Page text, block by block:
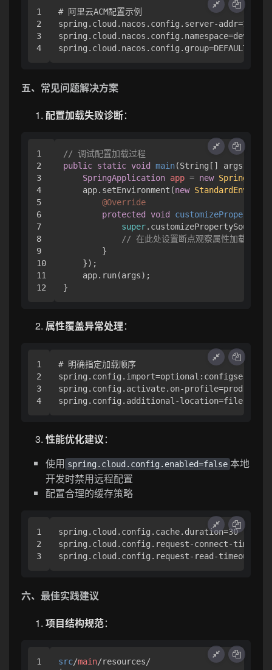
1
2
3
# 阿里云ACM配置示例
spring.cloud.nacos.config.server-
spring.cloud.nacos.config.namespace=dev
五、常见问题解决方案
配置加载失败诊断：
1
2
3
4
5
6
7
8
9
10
11
// 调试配置加载过程
public static void main(String[] args)
SpringApplication app = new
    app.setEnvironment(
new
@Override
protected
void
super
// 在此处设置断点观察属性加载顺序
        }
    });
    app.run(args);
属性覆盖异常处理：
1
2
3
# 明确指定加载顺序
spring.config.import=optional:configserver:
spring.config.activate.on-profile=prod
性能优化建议：
使用 spring.cloud.config.enabled=false 本地
开发时禁用远程配置
配置合理的缓存策略
1
2
spring.cloud.config.cache.duration=30
spring.cloud.config.request-connect-
六、最佳实践建议
项目结构规范：
1
src/main/resources/